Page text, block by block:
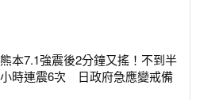
熊本7.1強震後2分鐘又搖！不到半
小時連震6次 日政府急應變戒備